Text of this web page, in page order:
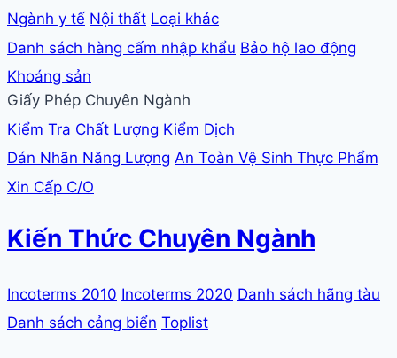
Ngành y tế Nội thất Loại khác
Danh sách hàng cấm nhập khẩu Bảo hộ lao động
Khoáng sản
Giấy Phép Chuyên Ngành
Kiểm Tra Chất Lượng Kiểm Dịch
Dán Nhãn Năng Lượng An Toàn Vệ Sinh Thực Phẩm
Xin Cấp C/O
Kiến Thức Chuyên Ngành
Incoterms 2010 Incoterms 2020 Danh sách hãng tàu
Danh sách cảng biển Toplist